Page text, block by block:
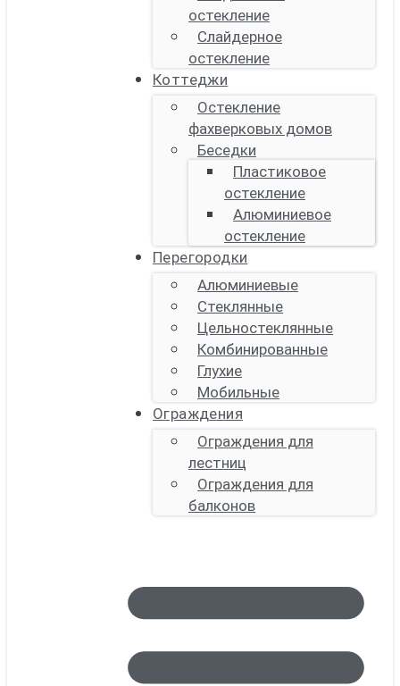
остекление
Слайдерное
остекление
Коттеджи
Остекление
фахверковых домов
Беседки
Пластиковое
остекление
Алюминиевое
остекление
Перегородки
Алюминиевые
Стеклянные
Цельностеклянные
Комбинированные
Глухие
Мобильные
Ограждения
Ограждения для
лестниц
Ограждения для
балконов